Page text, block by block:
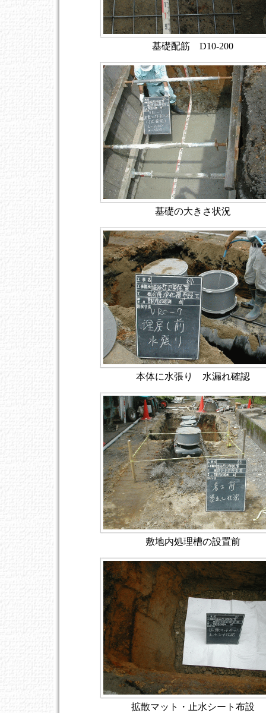
基礎配筋 D10-200
基礎の大きさ状況
本体に水張り 水漏れ確認
敷地内処理槽の設置前
拡散マット・止水シート布設